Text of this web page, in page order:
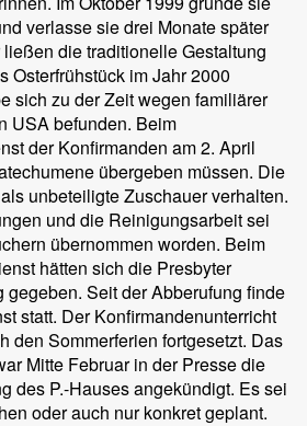
verlasse sie drei Monate später
die traditionelle Gestaltung
Osterfrühstück im Jahr 2000
sich zu der Zeit wegen familiärer
USA befunden. Beim
der Konfirmanden am 2. April
übergeben müssen. Die
unbeteiligte Zuschauer verhalten.
und die Reinigungsarbeit sei
übernommen worden. Beim
hätten sich die Presbyter
Seit der Abberufung finde
statt. Der Konfirmandenunterricht
den Sommerferien fortgesetzt. Das
Mitte Februar in der Presse die
des P.-Hauses angekündigt. Es sei
oder auch nur konkret geplant.